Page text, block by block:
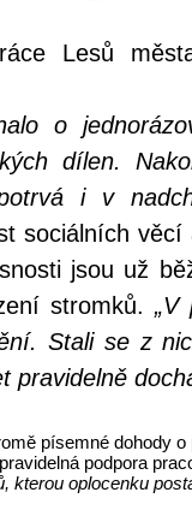
Lesů
o
dílen.
i v
sociálních
jsou už
stromků. „V
Stali se z
pravidelně
písemné dohody
podpora
kterou oplocenku